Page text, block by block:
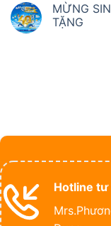
MỪNG
TẶNG
Hotline tư